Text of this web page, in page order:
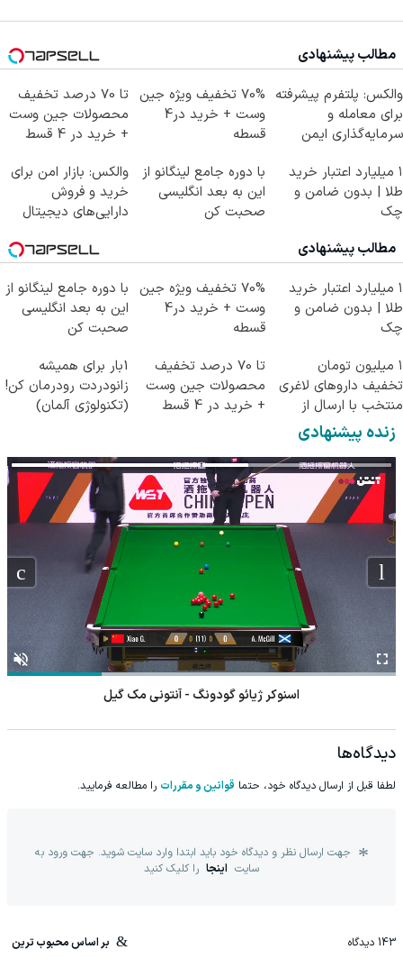
مطالب پیشنهادی
والکس: پلتفرم پیشرفته
برای معامله و
سرمایه‌گذاری ایمن
70% تخفیف ویژه جین
وست + خرید در4
قسطه
تا 70 درصد تخفیف
محصولات جین وست
+ خرید در 4 قسط
۱ میلیارد اعتبار خرید
طلا | بدون ضامن و
چک
با دوره جامع لینگانو از
این به بعد انگلیسی
صحبت کن
والکس: بازار امن برای
خرید و فروش
دارایی‌های دیجیتال
مطالب پیشنهادی
۱ میلیارد اعتبار خرید
طلا | بدون ضامن و
چک
70% تخفیف ویژه جین
وست + خرید در4
قسطه
با دوره جامع لینگانو از
این به بعد انگلیسی
صحبت کن
۱ میلیون تومان
تخفیف داروهای لاغری
منتخب با ارسال از
داروخانه نزدیکت
تا 70 درصد تخفیف
محصولات جین وست
+ خرید در 4 قسط
1بار برای همیشه
زانودردت رودرمان کن!
(تکنولوژی آلمان)
زنده پیشنهادی
اسنوکر ژیائو گودونگ - آنتونی مک گیل
دیدگاه‌ها
لطفا قبل از ارسال دیدگاه خود، حتما قوانین و مقررات را مطالعه فرمایید.
جهت ارسال نظر و دیدگاه خود باید ابتدا وارد سایت شوید. جهت ورود به
سایت اینجا را کلیک کنید
143 دیدگاه بر اساس محبوب ترین